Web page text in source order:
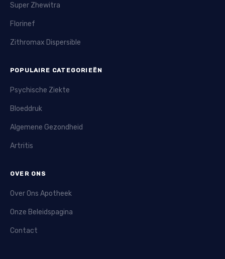
Super Zhewitra
Florinef
Zithromax Dispersible
POPULAIRE CATEGORIEËN
Psychische Ziekte
Bloeddruk
Algemene Gezondheid
Artritis
OVER ONS
Over Ons Apotheek
Onze Beleidspagina
Contact